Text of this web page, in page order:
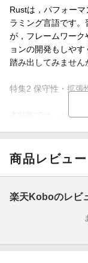
Rustは，パフォー
ラミング言語です
が，フレームワー
ョンの開発もしや
踏み出してみません
特集2 保守性・拡張
本特集では，パタ
トの作成を行います
発が可能であること
した数々の問題点
商品レビュー
楽天Koboのレビ